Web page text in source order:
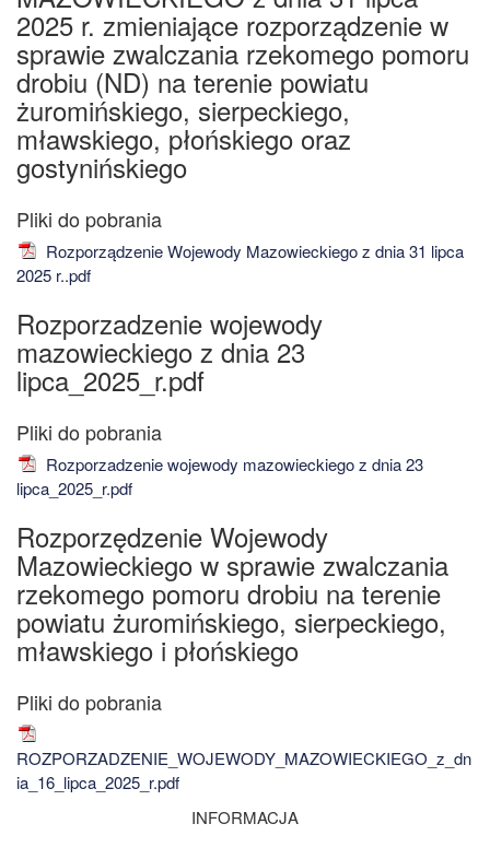
2025 r. zmieniające rozporządzenie w
sprawie zwalczania rzekomego pomoru
drobiu (ND) na terenie powiatu
żuromińskiego, sierpeckiego,
mławskiego, płońskiego oraz
gostynińskiego
Rozporządzenie Wojewody Mazowieckiego z dnia 31 lipca
2025 r..pdf
Rozporzadzenie wojewody
mazowieckiego z dnia 23
lipca_2025_r.pdf
Rozporzadzenie wojewody mazowieckiego z dnia 23
lipca_2025_r.pdf
Rozporzędzenie Wojewody
Mazowieckiego w sprawie zwalczania
rzekomego pomoru drobiu na terenie
powiatu żuromińskiego, sierpeckiego,
mławskiego i płońskiego
ROZPORZADZENIE_WOJEWODY_MAZOWIECKIEGO_z_dn
ia_16_lipca_2025_r.pdf
INFORMACJA